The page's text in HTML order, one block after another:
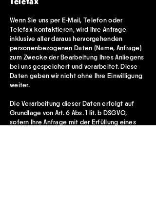
Wenn Sie uns per E-Mail, Telefon oder
Telefax kontaktieren, wird Ihre Anfrage
inklusive aller daraus hervorgehenden
personenbezogenen Daten (Name, Anfrage)
zum Zwecke der Bearbeitung Ihres Anliegens
bei uns gespeichert und verarbeitet. Diese
Daten geben wir nicht ohne Ihre Einwilligung
weiter.
Die Verarbeitung dieser Daten erfolgt auf
Grundlage von Art. 6 Abs. 1 lit. b DSGVO,
sofern Ihre Anfrage mit der Erfüllung eines